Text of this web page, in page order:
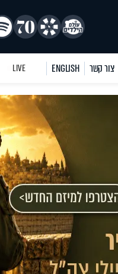
צור קשר ENGLISH
LIVE